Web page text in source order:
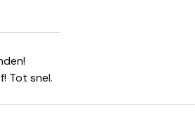
Tot snel.